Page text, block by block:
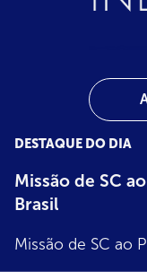
DESTAQUE DO DIA
Missão de SC
Brasil
Missão de SC ao